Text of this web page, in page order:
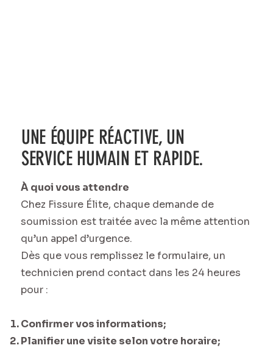
UNE ÉQUIPE RÉACTIVE, UN
SERVICE HUMAIN ET RAPIDE.
À quoi vous attendre
Chez Fissure Élite, chaque demande de
soumission est traitée avec la même attention
qu’un appel d’urgence.
Dès que vous remplissez le formulaire, un
technicien prend contact dans les 24 heures
pour :
Confirmer vos informations;
Planifier une visite selon votre horaire;